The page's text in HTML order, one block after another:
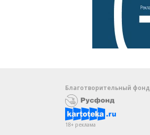
Благотворительный фонд
18+ реклама